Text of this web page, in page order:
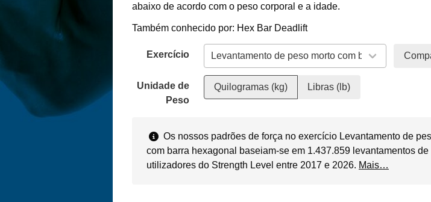
abaixo de acordo com o peso corporal e a idade.
Também conhecido por: Hex Bar Deadlift
Exercício
Unidade de
Peso
Quilogramas (kg) Libras (lb)
Os nossos padrões de força no exercício Levantamento de
com barra hexagonal baseiam-se em 1.437.859 levantamentos de
utilizadores do Strength Level entre 2017 e 2026. Mais…